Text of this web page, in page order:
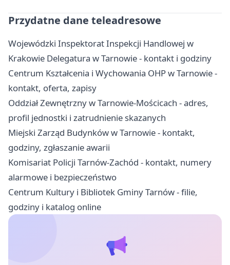
Przydatne dane teleadresowe
Wojewódzki Inspektorat Inspekcji Handlowej w
Krakowie Delegatura w Tarnowie - kontakt i godziny
Centrum Kształcenia i Wychowania OHP w Tarnowie -
kontakt, oferta, zapisy
Oddział Zewnętrzny w Tarnowie-Mościcach - adres,
profil jednostki i zatrudnienie skazanych
Miejski Zarząd Budynków w Tarnowie - kontakt,
godziny, zgłaszanie awarii
Komisariat Policji Tarnów-Zachód - kontakt, numery
alarmowe i bezpieczeństwo
Centrum Kultury i Bibliotek Gminy Tarnów - filie,
godziny i katalog online